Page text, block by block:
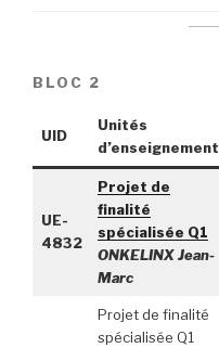
BLOC 2
UID
Unités
d’enseignement
UE-
4832
Projet de
finalité
spécialisée Q1
ONKELINX Jean-
Marc
Projet de finalité
spécialisée Q1